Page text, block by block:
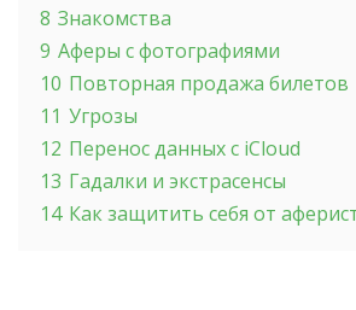
8 Знакомства
9 Аферы с фотографиями
10 Повторная продажа билетов
11 Угрозы
12 Перенос данных с iCloud
13 Гадалки и экстрасенсы
14 Как защитить себя от